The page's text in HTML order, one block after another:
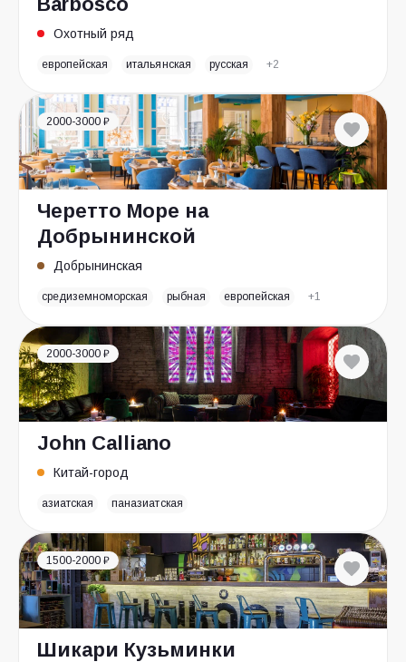
Охотный ряд
европейская итальянская русская +2
2000-3000 ₽
Черетто Море на
Добрынинской
Добрынинская
средиземноморская рыбная европейская +1
2000-3000 ₽
John Calliano
Китай-город
азиатская паназиатская
1500-2000 ₽
Шикари Кузьминки